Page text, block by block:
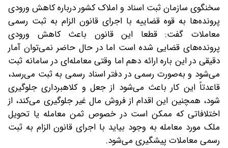
سخنگوی سازمان ثبت اسناد و املاک کشور درباره کاهش ورودی
پرونده‌ها به قوه قضاییه با اجرای قانون الزام به ثبت رسمی
معاملات گفت: قطعا این قانون باعث کاهش ورودی
پرونده‌های قضایی شده است اما در حال حاضر نمی‌توان آمار
دقیقی در این باره ارائه دهم اما وقتی معامله‌ای در سامانه ثبت
می‌شود و به‌صورت رسمی در دفتر اسناد رسمی به ثبت می‌رسد،
قاعدتاً این کار باعث می‌شود از جعل و کلاهبرداری جلوگیری
شود، همچنین این اقدام از فروش مال غیر جلوگیری می‌کند، از
اختلافاتی که ممکن است در خصوص ثمن معامله یا تحویل
ملک مورد معامله به وجود بیاید با اجرای قانون الزام به ثبت
رسمی معاملات پیشگیری می‌شود.